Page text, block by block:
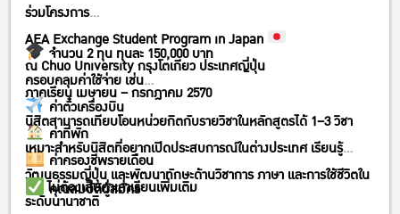
ต่อยอดความฝันในการทำงานที่ประเทศญี่ปุ่น
กับ PASONA OVERSEA RECRUITMENT (THAILAND)
=======
สอบถามข้อมูลเพิ่มเติม โปรดติดต่อ
Japan Internship Program Office (Thailand)
อีเมล: japanproject@pasona.co.th
โทรศัพท์: +66-64-718-4497 (คิน)
หรือ +66-94-282-9326 (เค้ก)
ร่วมโครงการ
AEA Exchange Student Program in Japan
ณ Chuo University กรุงโตเกียว ประเทศญี่ปุ่น
ภาคเรียน เมษายน – กรกฎาคม 2570
จำนวน 2 ทุน ทุนละ 150,000 บาท
ครอบคลุมค่าใช้จ่าย เช่น
ค่าตั๋วเครื่องบิน
ค่าที่พัก
ค่าครองชีพรายเดือน
และ ไม่ต้องเสียค่าเล่าเรียนเพิ่มเติม
นิสิตสามารถเทียบโอนหน่วยกิตกับรายวิชาในหลักสูตรได้ 1–3 วิชา
เหมาะสำหรับนิสิตที่อยากเปิดประสบการณ์ในต่างประเทศ เรียนรู้
วัฒนธรรมญี่ปุ่น และพัฒนาทักษะด้านวิชาการ ภาษา และการใช้ชีวิตใน
ระดับนานาชาติ
คุณสมบัติผู้สมัคร